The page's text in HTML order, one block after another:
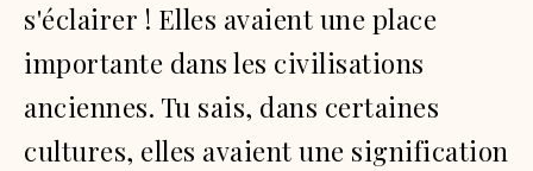
s'éclairer ! Elles avaient une place
importante dans les civilisations
anciennes. Tu sais, dans certaines
cultures, elles avaient une signification